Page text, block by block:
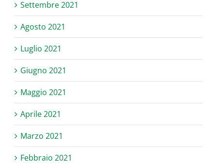
Settembre 2021
Agosto 2021
Luglio 2021
Giugno 2021
Maggio 2021
Aprile 2021
Marzo 2021
Febbraio 2021